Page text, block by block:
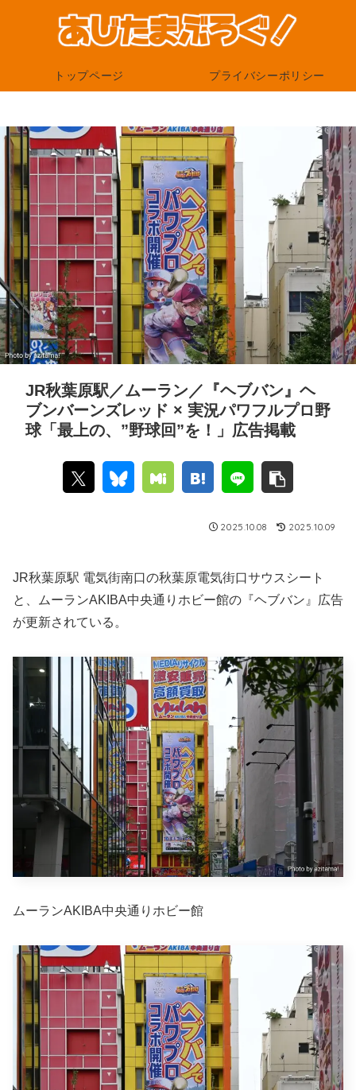
トップページ プライバシーポリシー
JR秋葉原駅／ムーラン／『ヘブバン』ヘ
ブンバーンズレッド × 実況パワフルプロ野
球「最上の、”野球回”を！」広告掲載
2025.10.08 2025.10.09
JR秋葉原駅 電気街南口の秋葉原電気街口サウスシート
と、ムーランAKIBA中央通りホビー館の『ヘブバン』広告
が更新されている。
ムーランAKIBA中央通りホビー館